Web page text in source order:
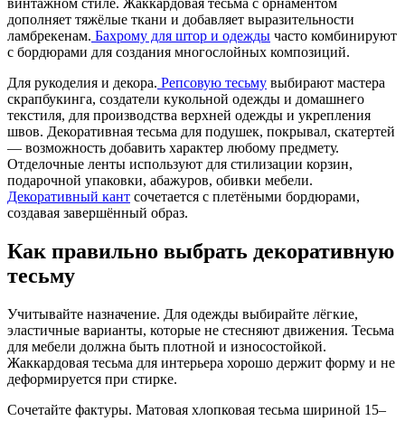
винтажном стиле. Жаккардовая тесьма с орнаментом
дополняет тяжёлые ткани и добавляет выразительности
ламбрекенам. Бахрому для штор и одежды часто комбинируют
с бордюрами для создания многослойных композиций.
Для рукоделия и декора. Репсовую тесьму выбирают мастера
скрапбукинга, создатели кукольной одежды и домашнего
текстиля, для производства верхней одежды и укрепления
швов. Декоративная тесьма для подушек, покрывал, скатертей
— возможность добавить характер любому предмету.
Отделочные ленты используют для стилизации корзин,
подарочной упаковки, абажуров, обивки мебели.
Декоративный кант сочетается с плетёными бордюрами,
создавая завершённый образ.
Как правильно выбрать декоративную
тесьму
Учитывайте назначение. Для одежды выбирайте лёгкие,
эластичные варианты, которые не стесняют движения. Тесьма
для мебели должна быть плотной и износостойкой.
Жаккардовая тесьма для интерьера хорошо держит форму и не
деформируется при стирке.
Сочетайте фактуры. Матовая хлопковая тесьма шириной 15–